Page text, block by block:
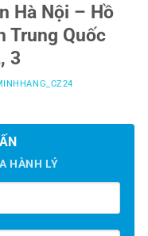
Hà Nội – Hồ
Trung Quốc
3
HÀNH LÝ